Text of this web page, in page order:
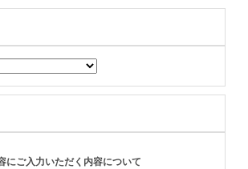
にご入力いただく内容について